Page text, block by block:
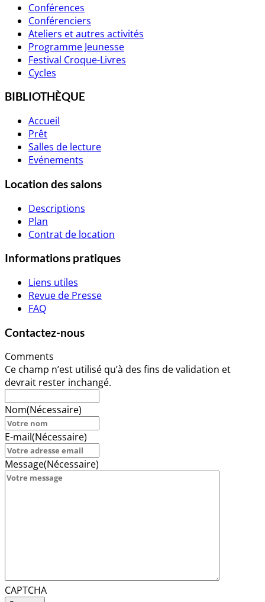
Conférences
Conférenciers
Ateliers et autres activités
Programme Jeunesse
Festival Croque-Livres
Cycles
BIBLIOTHÈQUE
Accueil
Prêt
Salles de lecture
Evénements
Location des salons
Descriptions
Plan
Contrat de location
Informations pratiques
Liens utiles
Revue de Presse
FAQ
Contactez-nous
Comments
Ce champ n’est utilisé qu’à des fins de validation et
devrait rester inchangé.
Nom(Nécessaire)
E-mail(Nécessaire)
Message(Nécessaire)
CAPTCHA